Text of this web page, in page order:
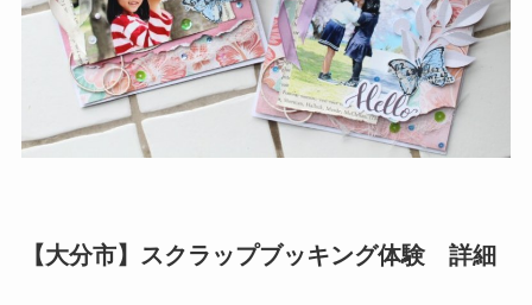
【大分市】スクラップブッキング体験 詳細